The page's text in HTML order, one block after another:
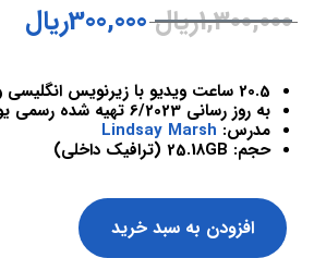
از 5
در
1,300,000ریال 300,000ریال
20.5 ساعت ویدیو با زیرنویس انگلیسی و کیفیت 1080
به روز رسانی 6/2023 تهیه شده رسمی یودمی ایران
مدرس: Lindsay Marsh
حجم: 25.18GB (ترافیک داخلی)
افزودن به سبد خرید